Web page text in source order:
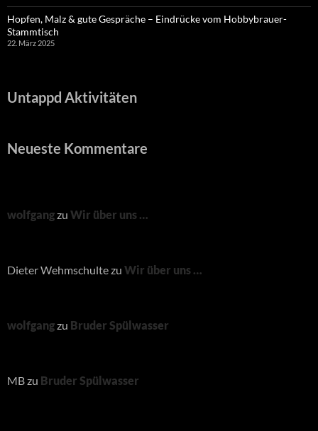
Hopfen, Malz & gute Gespräche – Eindrücke vom Hobbybrauer-
Stammtisch
22. März 2025
Untappd Aktivitäten
Neueste Kommentare
wolfgangzu Wir über uns …
Dieter Wehmschultezu Wir über uns …
wolfgangzu Bruder Spülwasser
MBzu Bruder Spülwasser